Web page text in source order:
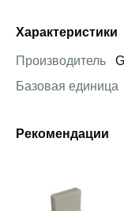
Характеристики
Производитель
Базовая единица
Рекомендации